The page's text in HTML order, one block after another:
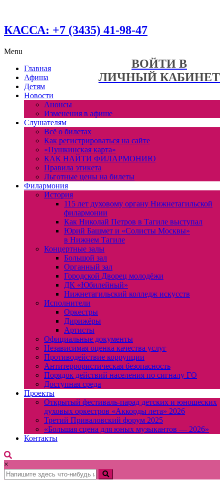
КАССА: +7 (3435) 41-98-47
ВОЙТИ В
ЛИЧНЫЙ КАБИНЕТ
Menu
Главная
Афиша
Детям
Новости
Анонсы
Изменения в афише
Слушателям
Всё о билетах
Как регистрироваться на сайте
«Пушкинская карта»
КАК НАЙТИ ФИЛАРМОНИЮ
Правила этикета
Льготные цены на билеты
Филармония
История
115 лет духовому органу Нижнетагильской
филармонии
Как Николай Петров в Тагиле выступал
Юрий Башмет и «Солисты Москвы»
в Нижнем Тагиле
Концертные залы
Большой зал
Органный зал
Городской Дворец молодёжи
ДК «Юбилейный»
Нижнетагильский колледж искусств
Исполнители
Оркестры
Дирижёры
Артисты
Официальные документы
Независимая оценка качества услуг
Противодействие коррупции
Антитеррористическая безопасность
Порядок действий населения по сигналу ГО
Доступная среда
Проекты
Открытый фестиваль-парад детских и юношеских
духовых оркестров «Аккорды лета» 2026
Третий Приваловский форум 2025
«Большая сцена для юных музыкантов — 2026»
Контакты
×